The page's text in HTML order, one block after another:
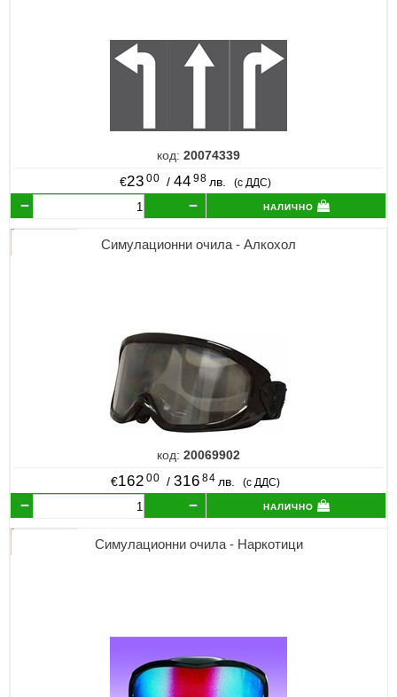
код: 20074339
€23 00 / 44 98 лв. (с ДДС)
налично
Симулационни очила - Алкохол
код: 20069902
€162 00 / 316 84 лв. (с ДДС)
налично
Симулационни очила - Наркотици